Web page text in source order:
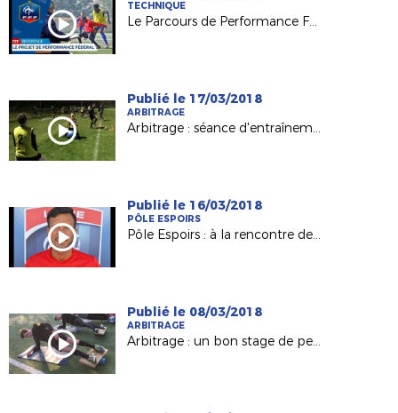
TECHNIQUE
Le Parcours de Performance Fédéral (PPF), késako ?
Publié le 17/03/2018
ARBITRAGE
Arbitrage : séance d'entraînement de nos Espoirs et nos J.A.L.
Publié le 16/03/2018
PÔLE ESPOIRS
Pôle Espoirs : à la rencontre de Ludovic KÜCK (Adjoint Pôle)
Publié le 08/03/2018
ARBITRAGE
Arbitrage : un bon stage de perfectionnement pour nos Jeunes Arbitres de Ligue !